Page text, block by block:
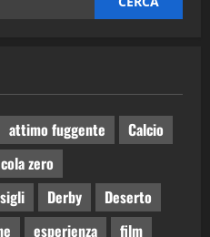
attimo fuggente
Calcio
zero
Derby
Deserto
esperienza film